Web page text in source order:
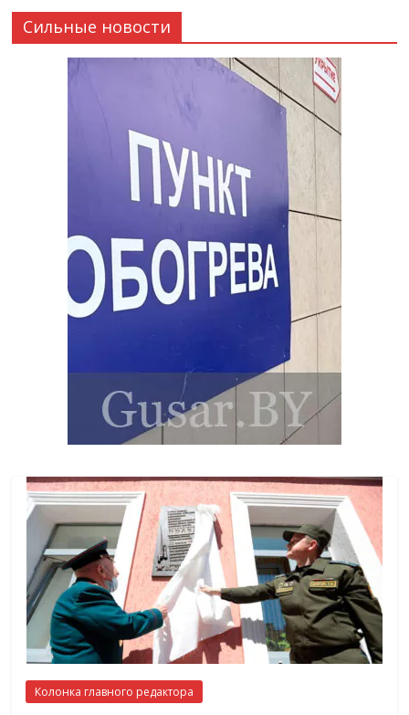
Сильные новости
Колонка главного редактора